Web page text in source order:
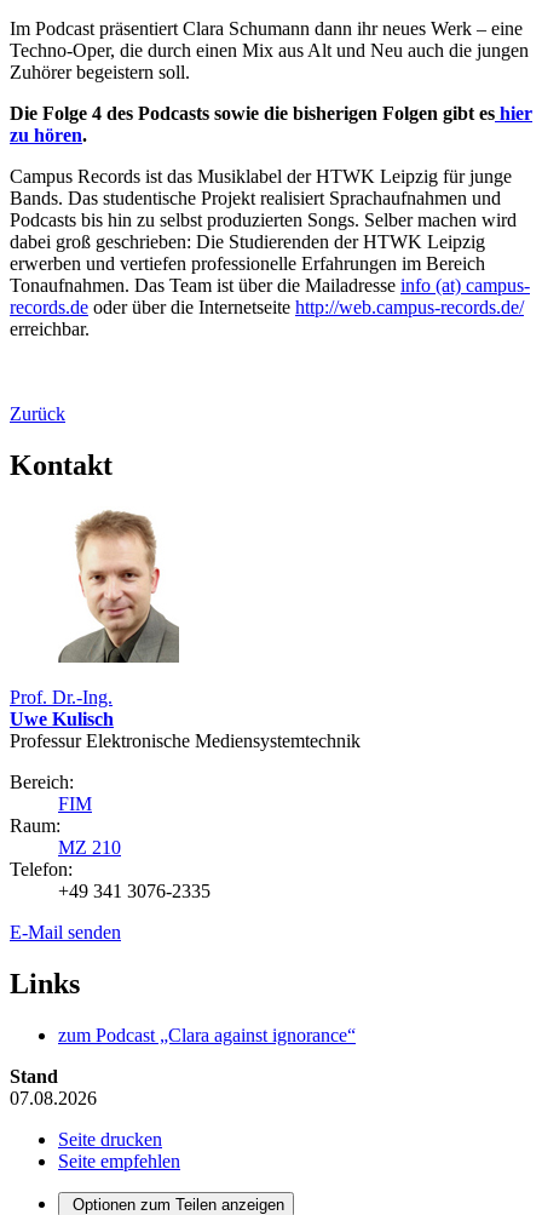
Im Podcast präsentiert Clara Schumann dann ihr neues Werk – eine
Techno-Oper, die durch einen Mix aus Alt und Neu auch die jungen
Zuhörer begeistern soll.
Die Folge 4 des Podcasts sowie die bisherigen Folgen gibt es hier
zu hören.
Campus Records ist das Musiklabel der HTWK Leipzig für junge
Bands. Das studentische Projekt realisiert Sprachaufnahmen und
Podcasts bis hin zu selbst produzierten Songs. Selber machen wird
dabei groß geschrieben: Die Studierenden der HTWK Leipzig
erwerben und vertiefen professionelle Erfahrungen im Bereich
Tonaufnahmen. Das Team ist über die Mailadresse info (at) campus-
records.de oder über die Internetseite http://web.campus-records.de/
erreichbar.
Zurück
Kontakt
Prof. Dr.-Ing.
Uwe Kulisch
Professur Elektronische Mediensystemtechnik
Bereich:
FIM
Raum:
MZ 210
Telefon:
+49 341 3076-2335
E-Mail senden
Links
zum Podcast „Clara against ignorance“
Stand
07.08.2026
Seite drucken
Seite empfehlen
Optionen zum Teilen anzeigen